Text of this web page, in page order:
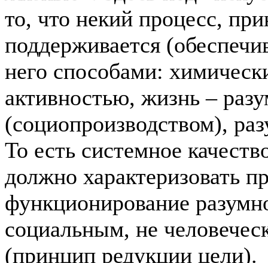
то, что некий процесс,
поддерживается
него способами:
активностью, жизнь –
(социопроизводством),
То есть системное
должно характеризовать
функционирование
социальным, не
(принцип редукции цели).